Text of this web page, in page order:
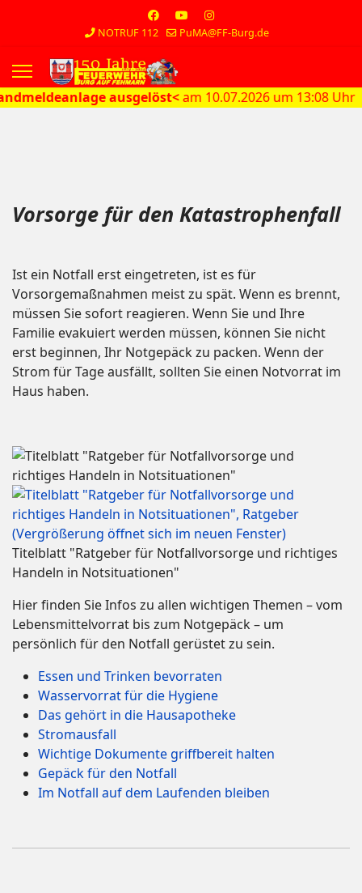
NOTRUF 112 PuMA@FF-Burg.de
ausgelöst<am 10.07.2026 um 13:08 Uhr
Vorsorge für den Katastrophenfall
Ist ein Notfall erst eingetreten, ist es für
Vorsorgemaßnahmen meist zu spät. Wenn es brennt,
müssen Sie sofort reagieren. Wenn Sie und Ihre
Familie evakuiert werden müssen, können Sie nicht
erst beginnen, Ihr Notgepäck zu packen. Wenn der
Strom für Tage ausfällt, sollten Sie einen Notvorrat im
Haus haben.
Ti­tel­blatt "Rat­ge­ber für Not­fall­vor­sor­ge und rich­ti­ges
Han­deln in Not­si­tua­tio­nen"
Hier finden Sie Infos zu allen wichtigen Themen – vom
Lebensmittelvorrat bis zum Notgepäck – um
persönlich für den Notfall gerüstet zu sein.
Essen und Trinken bevorraten
Wasservorrat für die Hygiene
Das gehört in die Hausapotheke
Stromausfall
Wichtige Dokumente griffbereit halten
Gepäck für den Notfall
Im Notfall auf dem Laufenden bleiben